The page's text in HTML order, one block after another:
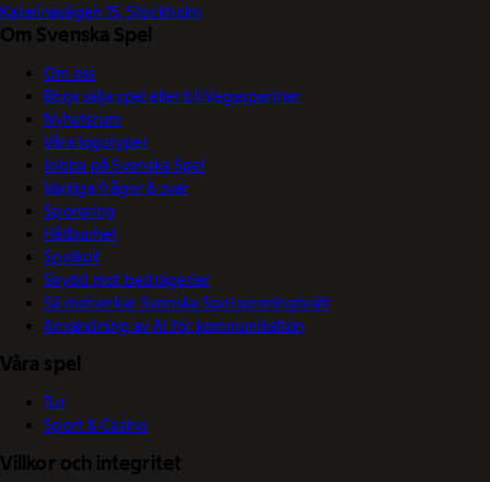
Katarinavägen 15, Stockholm
Om Svenska Spel
Om oss
Börja sälja spel eller bli Vegaspartner
Nyhetsrum
Våra logotyper
Jobba på Svenska Spel
Vanliga frågor & svar
Sponsring
Hållbarhet
Spelkoll
Skydd mot bedrägerier
Så motverkar Svenska Spel penningtvätt
Användning av AI för kommunikation
Våra spel
Tur
Sport & Casino
Villkor och integritet